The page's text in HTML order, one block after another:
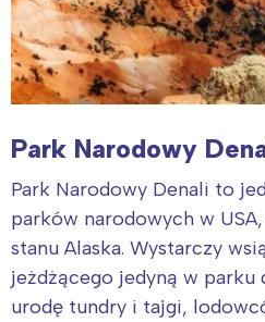
Park Narodowy
Park Narodowy Denali to
parków narodowych w
stanu Alaska. Wystarczy
jeżdżącego jedyną w
urodę tundry i tajgi,